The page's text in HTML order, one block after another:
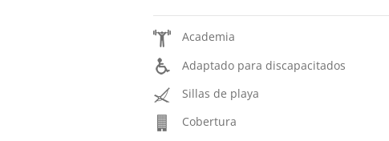
Academia
Adaptado para discapacitados
Sillas de playa
Cobertura